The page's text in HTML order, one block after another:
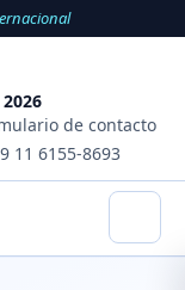
de contacto
11 6155-8693